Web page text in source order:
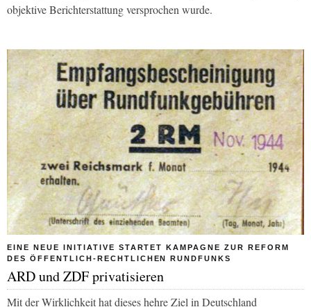
objektive Berichterstattung versprochen wurde.
EINE NEUE INITIATIVE STARTET KAMPAGNE ZUR REFORM
DES ÖFFENTLICH-RECHTLICHEN RUNDFUNKS
ARD und ZDF privatisieren
Mit der Wirklichkeit hat dieses hehre Ziel in Deutschland